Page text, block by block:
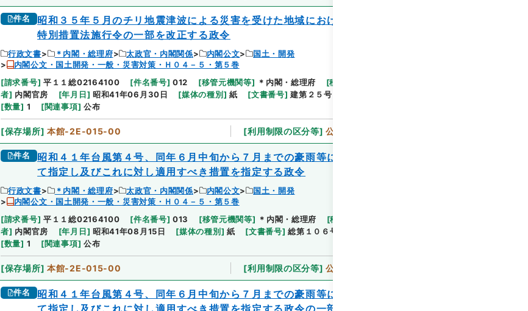
件名
昭和３５年５月のチリ地震津波による災害を受けた地域における津波対策事業に関する
特別措置法施行令の一部を改正する政令
行政文書 ＊内閣・総理府 太政官・内閣関係 内閣公文
国土・開発
内閣公文・国土開発・一般・災害対策・Ｈ０４－５・第５巻
[請求番号] 平１１総02164100 [件名番号] 012 [移管元機関等] ＊内閣・総理府 [移管等年度
者] 内閣官房 [年月日] 昭和41年06月30日 [媒体の種別 ] 紙 [文書番号] 建第２５号
[数量] 1 [関連事項] 公布
[保存場所] 本館-2E-015-00 [利用制限の区分等] 公開
件名
昭和４１年台風第４号、同年６月中旬から７月までの豪雨等による災害を激甚災害とし
て指定し及びこれに対し適用すべき措置を指定する政令
行政文書 ＊内閣・総理府 太政官・内閣関係 内閣公文
国土・開発
内閣公文・国土開発・一般・災害対策・Ｈ０４－５・第５巻
[請求番号] 平１１総02164100 [件名番号] 013 [移管元機関等] ＊内閣・総理府 [移管等年度
者] 内閣官房 [年月日] 昭和41年08月15日 [媒体の種別 ] 紙 [文書番号] 総第１０６号
[数量] 1 [関連事項] 公布
[保存場所] 本館-2E-015-00 [利用制限の区分等] 公開
件名
昭和４１年台風第４号、同年６月中旬から７月までの豪雨等による災害を激甚災害とし
て指定し及びこれに対し適用すべき措置を指定する政令の一部を改正する政令